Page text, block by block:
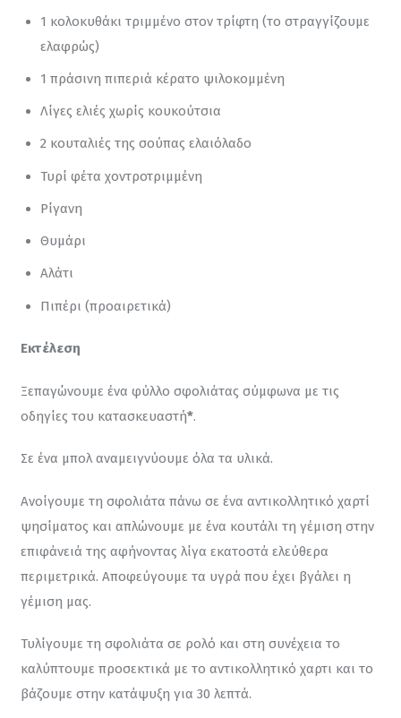
1 κολοκυθάκι τριμμένο στον τρίφτη (το στραγγίζουμε
ελαφρώς)
1 πράσινη πιπεριά κέρατο ψιλοκομμένη
Λίγες ελιές χωρίς κουκούτσια
2 κουταλιές της σούπας ελαιόλαδο
Τυρί φέτα χοντροτριμμένη
Ρίγανη
Θυμάρι
Αλάτι
Πιπέρι (προαιρετικά)
Εκτέλεση
Ξεπαγώνουμε ένα φύλλο σφολιάτας σύμφωνα με τις
οδηγίες του κατασκευαστή*.
Σε ένα μπολ αναμειγνύουμε όλα τα υλικά.
Ανοίγουμε τη σφολιάτα πάνω σε ένα αντικολλητικό χαρτί
ψησίματος και απλώνουμε με ένα κουτάλι τη γέμιση στην
επιφάνειά της αφήνοντας λίγα εκατοστά ελεύθερα
περιμετρικά. Αποφεύγουμε τα υγρά που έχει βγάλει η
γέμιση μας.
Τυλίγουμε τη σφολιάτα σε ρολό και στη συνέχεια το
καλύπτουμε προσεκτικά με το αντικολλητικό χαρτι και το
βάζουμε στην κατάψυξη για 30 λεπτά.